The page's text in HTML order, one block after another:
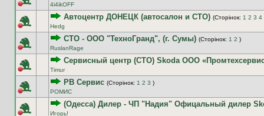
4i4ikOFF
Автоцентр ДОНЕЦК (автосалон и СТО) (Сторінок: 1 2 3 4
Hedg
СТО - ООО "ТехноГранд", (г. Сумы) (Сторінок: 1 2 )
RuslanRage
Сервисный центр (СТО) Skoda ООО
Timur
РВ Сервис (Сторінок: 1 2 3 )
РОМИС
(Одесса) Дилер - ЧП "Надия" Офицальный дилер
Игорь!